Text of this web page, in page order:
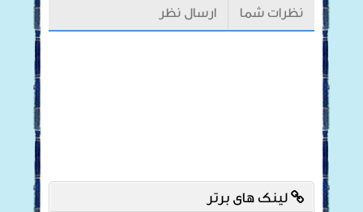
نظرات شما
ارسال نظر
لینک های برتر